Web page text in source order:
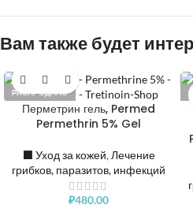
Вам также будет
РАСПРОДАНО
Перметрин гель, Permed
Permethrin 5% Gel
⬛️ Уход за кожей,Лечение
грибков, паразитов, инфекций
₽480.00